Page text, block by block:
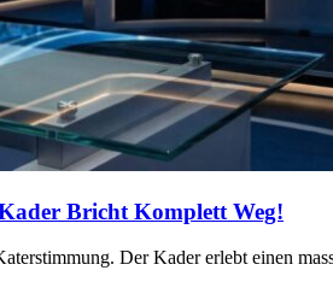
Bricht Komplett Weg!
Der Kader erlebt einen